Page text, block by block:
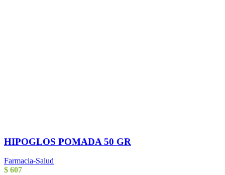
HIPOGLOS POMADA 50 GR
Farmacia-Salud
$ 607